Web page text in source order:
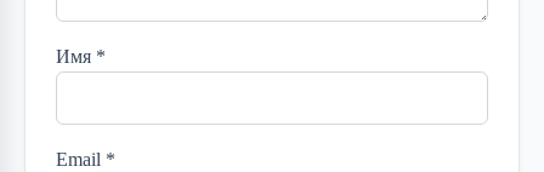
Имя *
Email *